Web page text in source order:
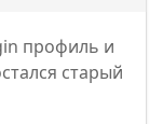
профиль и
старый